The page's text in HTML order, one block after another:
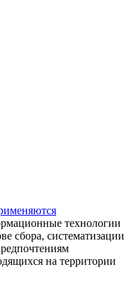
технологии
сбора, систематизации
на территории